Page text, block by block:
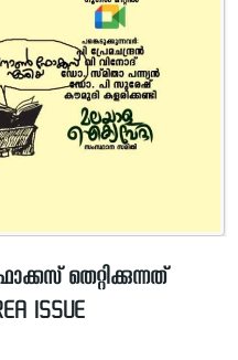
തെറ്റിക്കുന്നത്
ISSUE